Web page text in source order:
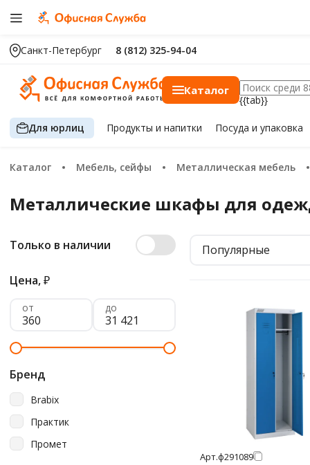
Санкт-Петербург 8 (812) 325-94-04
Каталог
{{tab}}
Для юрлиц Продуктыи напитки Посуда и упаковка
Каталог Мебель, сейфы Металлическая мебель
Металлические шкафы для
Только в наличии
Цена,₽
от до
Бренд
Brabix
Практик
Промет
Популярные
Арт.ф291089